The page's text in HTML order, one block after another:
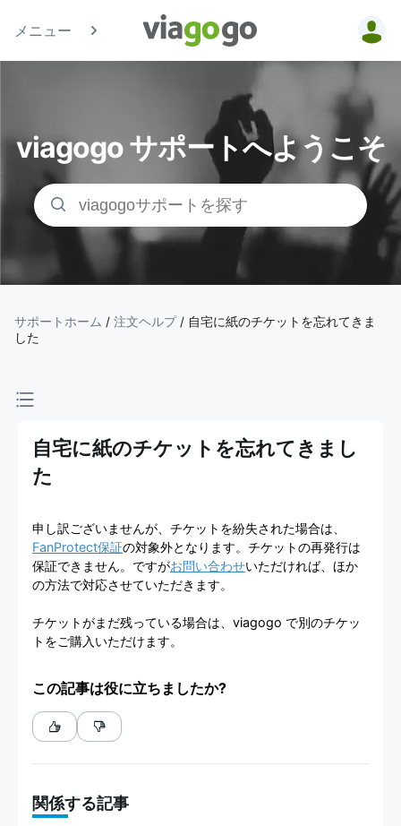
メニュー
チケッ
ト - コ
ンサー
ト、ス
ポーツ
、シア
ターチ
チケッ
ケット
プレイ
ス
viagogo サポートへようこそ
サポートホーム / 注文ヘルプ / 自宅に紙のチケットを忘れてきま
した
自宅に紙のチケットを忘れてきまし
た
申し訳ございませんが、チケットを紛失された場合は、
FanProtect保証の対象外となります。チケットの再発行は
保証できません。ですがお問い合わせいただければ、ほか
の方法で対応させていただきます。
チケットがまだ残っている場合は、viagogo で別のチケッ
トをご購入いただけます。
この記事は役に立ちましたか?
関係する記事